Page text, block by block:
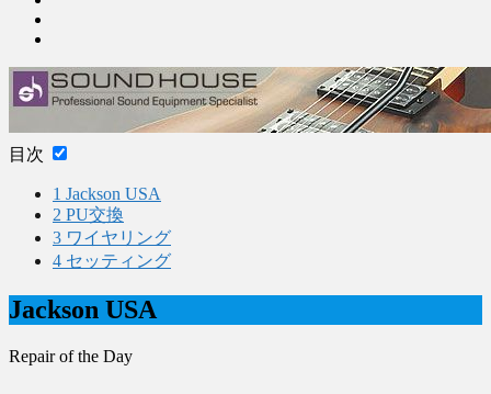
目次
1 Jackson USA
2 PU交換
3 ワイヤリング
4 セッティング
Jackson USA
Repair of the Day